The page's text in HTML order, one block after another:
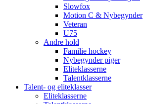
Slowfox
Motion C & Nybegynder
Veteran
U75
Andre hold
Familie hockey
Nybegynder piger
Eliteklasserne
Talentklasserne
Talent- og eliteklasser
Eliteklasserne